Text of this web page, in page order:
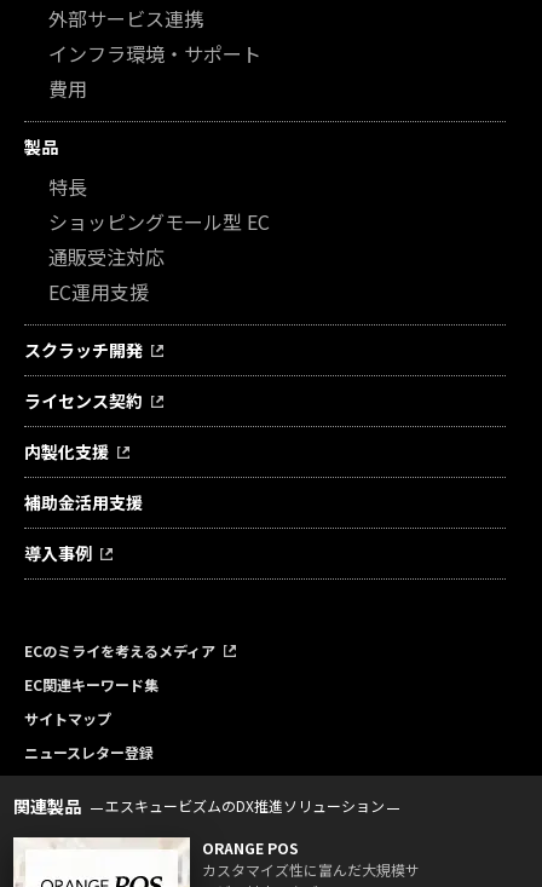
外部サービス連携
インフラ環境・サポート
費用
製品
特長
ショッピングモール型 EC
通販受注対応
EC運用支援
スクラッチ開発
ライセンス契約
内製化支援
補助金活用支援
導入事例
ECのミライを考えるメディア
EC関連キーワード集
サイトマップ
ニュースレター登録
関連製品 エスキュービズムのDX推進ソリューション
ORANGE POS
カスタマイズ性に富んだ大規模サ